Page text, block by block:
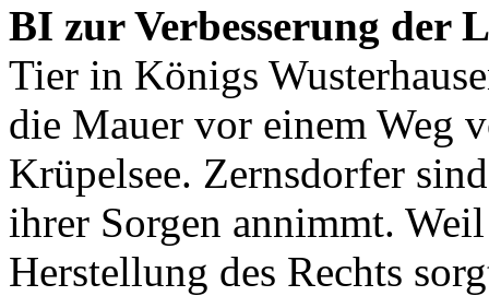
BI zur Verbesserung der
Tier in Königs
die Mauer vor einem Weg
Krüpelsee. Zernsdorfer
ihrer Sorgen annimmt.
Herstellung des Rechts